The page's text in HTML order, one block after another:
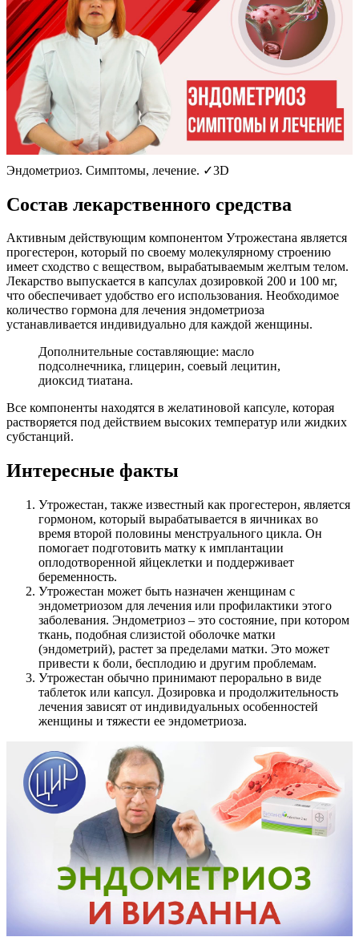
Эндометриоз. Симптомы, лечение. ✓3D
Состав лекарственного средства
Активным действующим компонентом Утрожестана является
прогестерон, который по своему молекулярному строению
имеет сходство с веществом, вырабатываемым желтым телом.
Лекарство выпускается в капсулах дозировкой 200 и 100 мг,
что обеспечивает удобство его использования. Необходимое
количество гормона для лечения эндометриоза
устанавливается индивидуально для каждой женщины.
Дополнительные составляющие: масло
подсолнечника, глицерин, соевый лецитин,
диоксид тиатана.
Все компоненты находятся в желатиновой капсуле, которая
растворяется под действием высоких температур или жидких
субстанций.
Интересные факты
Утрожестан, также известный как прогестерон, является
гормоном, который вырабатывается в яичниках во
время второй половины менструального цикла. Он
помогает подготовить матку к имплантации
оплодотворенной яйцеклетки и поддерживает
беременность.
Утрожестан может быть назначен женщинам с
эндометриозом для лечения или профилактики этого
заболевания. Эндометриоз – это состояние, при котором
ткань, подобная слизистой оболочке матки
(эндометрий), растет за пределами матки. Это может
привести к боли, бесплодию и другим проблемам.
Утрожестан обычно принимают перорально в виде
таблеток или капсул. Дозировка и продолжительность
лечения зависят от индивидуальных особенностей
женщины и тяжести ее эндометриоза.